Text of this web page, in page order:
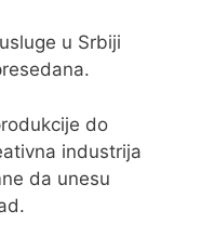
u Srbiji
do
industrija
da unesu